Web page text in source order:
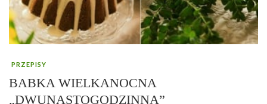
PRZEPISY
BABKA WIELKANOCNA
„DWUNASTOGODZINNA”